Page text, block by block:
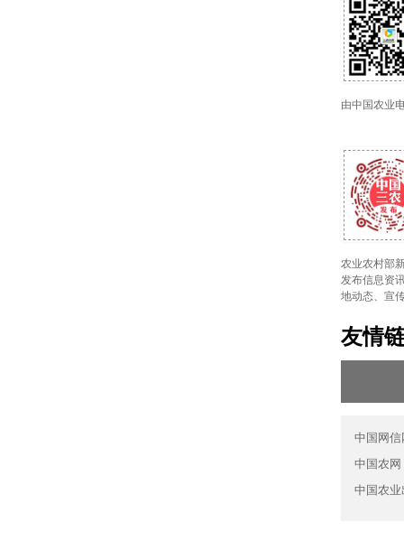
由中国农业
农业农村部
发布信息资
地动态、宣
友情
中国网信
中国农网
中国农业